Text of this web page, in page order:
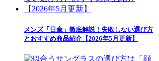
メンズ「日傘」徹底解説！失敗しない選び方
とおすすめ商品紹介【2026年5月更新】